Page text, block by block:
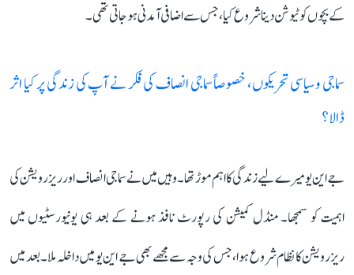
کے بچوں کو ٹیوشن دینا شروع کیا، جس سے اضافی آمدنی ہو جاتی تھی۔
سماجی و سیاسی تحریکوں، خصوصاً سماجی انصاف کی فکر نے آپ کی زندگی پر کیا اثر
ڈالا؟
جے این یو میرے لیے زندگی کا اہم موڑ تھا۔ وہیں میں نے سماجی انصاف اور ریزرویشن کی
اہمیت کو سمجھا۔ منڈل کمیشن کی رپورٹ نافذ ہونے کے بعد ہی یونیورسٹیوں میں
ریزرویشن کا نظام شروع ہوا، جس کی وجہ سے مجھے بھی جے این یو میں داخلہ ملا۔ بعد میں